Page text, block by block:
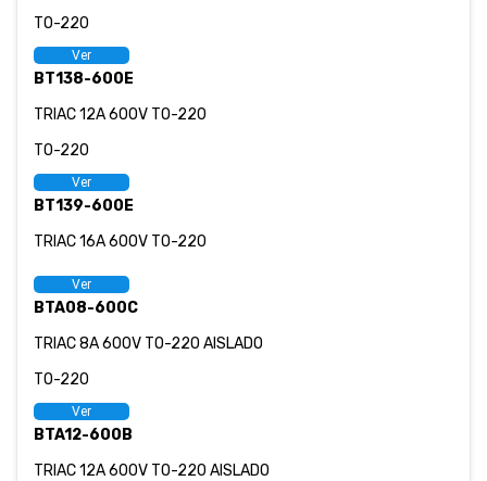
TO-220
Ver
BT138-600E
TRIAC 12A 600V TO-220
TO-220
Ver
BT139-600E
TRIAC 16A 600V TO-220
Ver
BTA08-600C
TRIAC 8A 600V TO-220 AISLADO
TO-220
Ver
BTA12-600B
TRIAC 12A 600V TO-220 AISLADO